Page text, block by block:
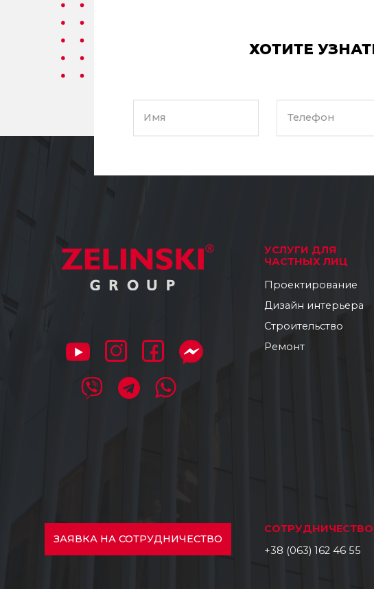
нам предоставлялся док. отчёт, работы
Посему, выражаем огромную
Так держать!
С ув. Семья Осадченко
ХОТИТЕ
Имя Телефон
УСЛУГИ ДЛЯ
ЧАСТНЫХ ЛИЦ
Проектирование
Дизайн интерьера
Строительство
Ремонт
ЗАЯВКАНА СОТРУДНИЧЕСТВО
СОТРУДНИЧЕСТВО
+38 (063) 162 46 55